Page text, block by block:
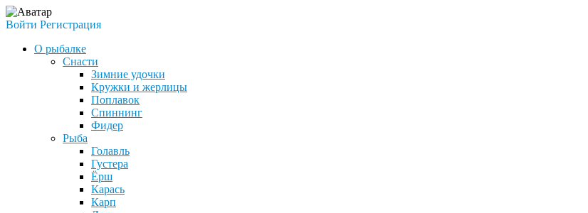
Войти Регистрация
О рыбалке
Снасти
Зимние удочки
Кружки и жерлицы
Поплавок
Спиннинг
Фидер
Рыба
Голавль
Густера
Ёрш
Карась
Карп